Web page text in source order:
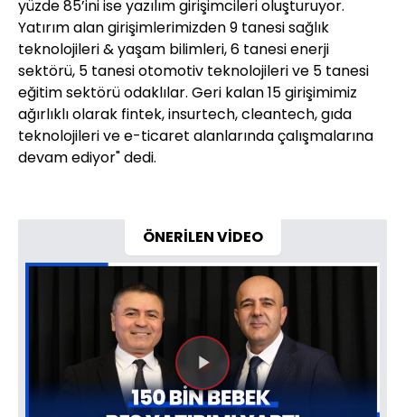
yüzde 85’ini ise yazılım girişimcileri oluşturuyor.
Yatırım alan girişimlerimizden 9 tanesi sağlık
teknolojileri & yaşam bilimleri, 6 tanesi enerji
sektörü, 5 tanesi otomotiv teknolojileri ve 5 tanesi
eğitim sektörü odaklılar. Geri kalan 15 girişimimiz
ağırlıklı olarak fintek, insurtech, cleantech, gıda
teknolojileri ve e-ticaret alanlarında çalışmalarına
devam ediyor" dedi.
ÖNERİLEN VİDEO
Videoyu